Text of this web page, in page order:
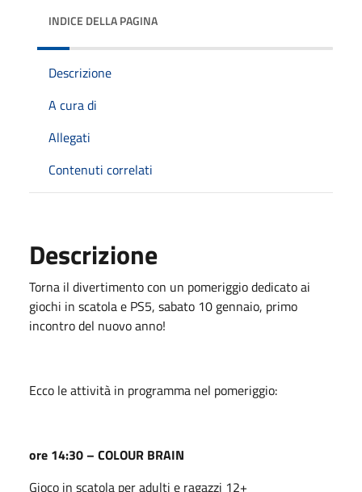
INDICE DELLA PAGINA
Descrizione
A cura di
Allegati
Contenuti correlati
Descrizione
Torna il divertimento con un pomeriggio dedicato ai
giochi in scatola e PS5, sabato 10 gennaio, primo
incontro del nuovo anno!
Ecco le attività in programma nel pomeriggio:
ore 14:30 – COLOUR BRAIN
Gioco in scatola per adulti e ragazzi 12+